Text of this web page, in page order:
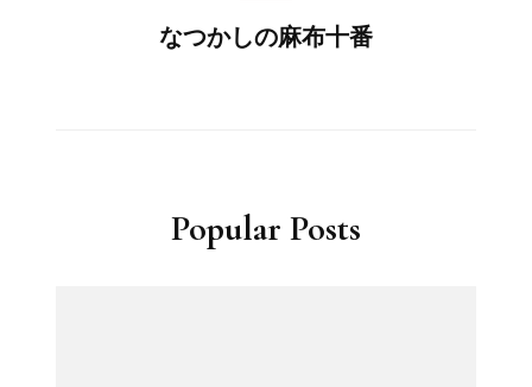
なつかしの麻布十番
Popular Posts